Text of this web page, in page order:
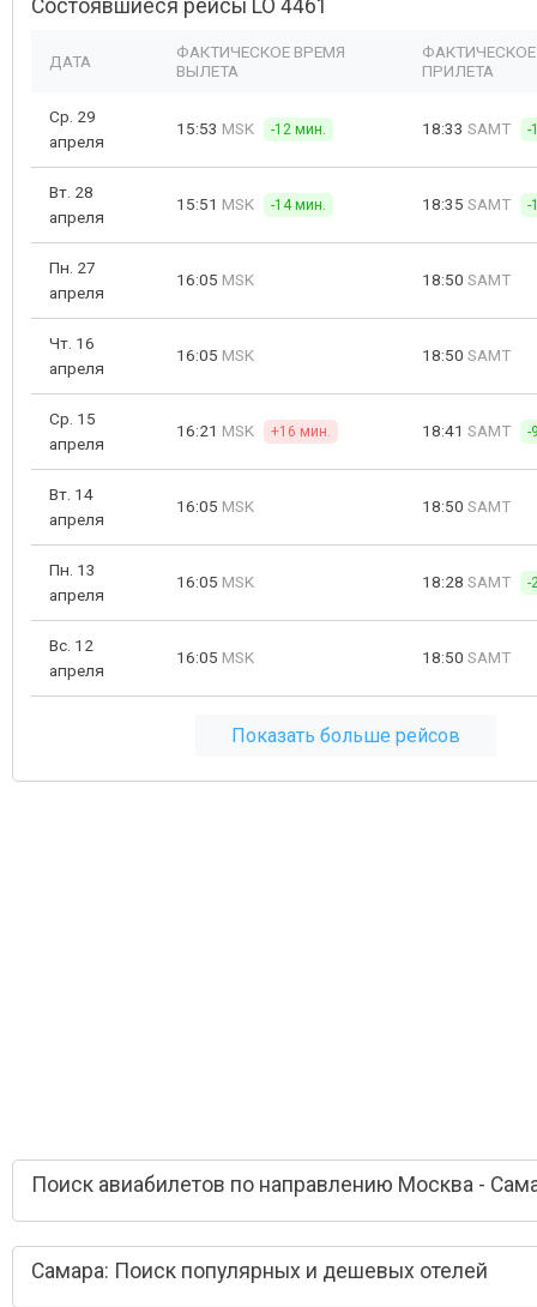
Состоявшиеся рейсы LO 4461
ДАТА
ФАКТИЧЕСКОЕ ВРЕМЯ
ВЫЛЕТА
ПРИЛЕТА
Ср. 29
апреля
15:53 MSK -12 мин. 18:33 SAMT -
Вт. 28
апреля
15:51 MSK -14 мин. 18:35 SAMT -
Пн. 27
апреля
16:05 MSK 18:50 SAMT
Чт. 16
апреля
16:05 MSK 18:50 SAMT
Ср. 15
апреля
16:21 MSK +16 мин. 18:41 SAMT -
Вт. 14
апреля
16:05 MSK 18:50 SAMT
Пн. 13
апреля
16:05 MSK 18:28 SAMT -
Вс. 12
апреля
16:05 MSK 18:50 SAMT
Показать больше рейсов
Поиск авиабилетов по направлению Москва -
Самара: Поиск популярных и дешевых отелей